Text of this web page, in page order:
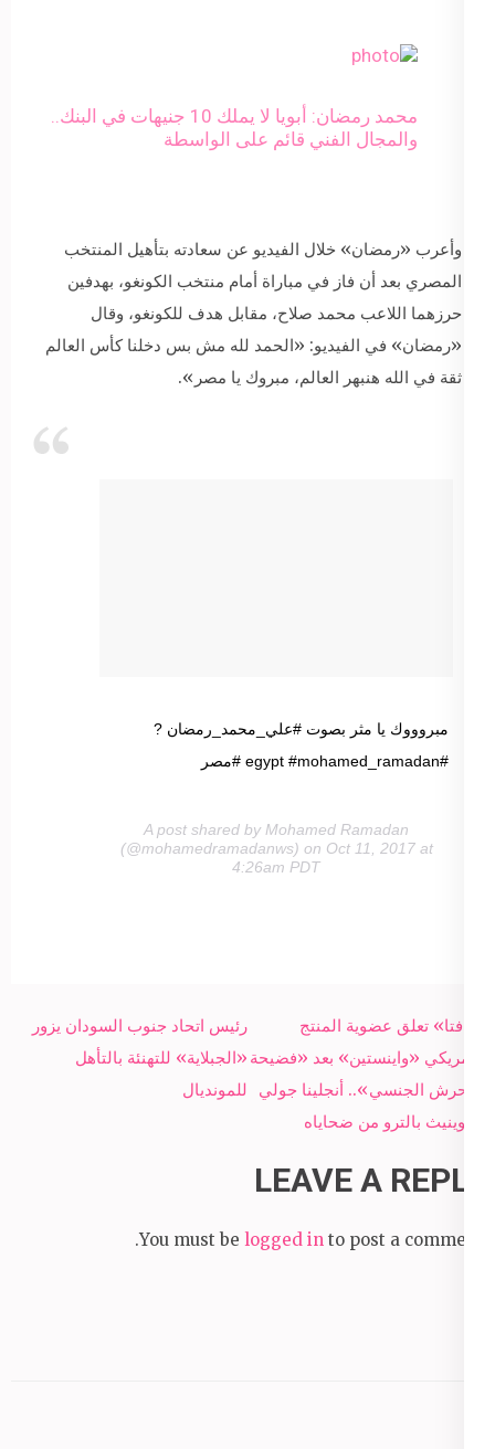
محمد رمضان: أبويا لا يملك 10 جنيهات في البنك..
والمجال الفني قائم على الواسطة
وأعرب «رمضان» خلال الفيديو عن سعادته بتأهيل المنتخب
المصري بعد أن فاز في مباراة أمام منتخب الكونغو، بهدفين
حرزهما اللاعب محمد صلاح، مقابل هدف للكونغو، وقال
«رمضان» في الفيديو: «الحمد لله مش بس دخلنا كأس العالم
ثقة في الله هنبهر العالم، مبروك يا مصر».
مبروووك يا مثر بصوت #علي_محمد_رمضان ?
#egypt #mohamed_ramadan #مصر
A post shared by Mohamed Ramadan
(@mohamedramadanws) on Oct 11, 2017 at
4:26am PDT
Post
navigation
رئيس اتحاد جنوب السودان يزور
«الجبلاية» للتهنئة بالتأهل
للمونديال
«بافتا» تعلق عضوية المنتج
الأمريكي «واينستين» بعد «فضيحة
التحرش الجنسي».. أنجلينا جولي
وجوينيث بالترو من ضحاياه
LEAVE A REPLY
You must be logged in to post a comment.